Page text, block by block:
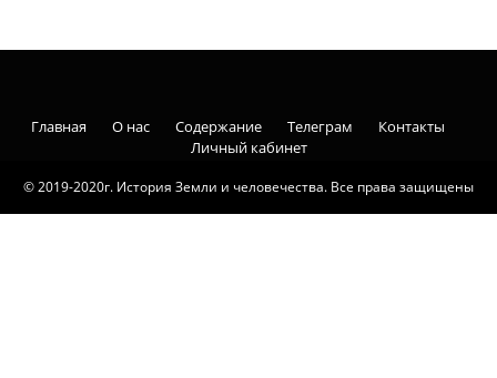
© 2019-2020г. История Земли и человечества. Все права защищены
Главная О нас Содержание Телеграм
Контакты
Личный кабинет